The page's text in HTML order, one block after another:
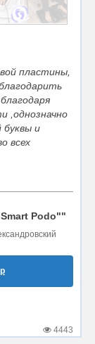
пластины,
,однозначно
буквы и
всех
Podo""
4443